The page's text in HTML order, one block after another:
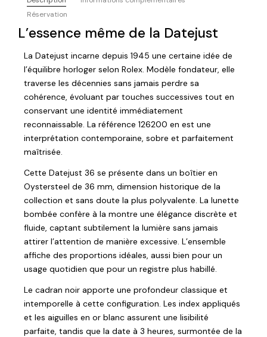
Réservation
L’essence même de la Datejust
La Datejust incarne depuis 1945 une certaine idée de
l’équilibre horloger selon Rolex. Modèle fondateur, elle
traverse les décennies sans jamais perdre sa
cohérence, évoluant par touches successives tout en
conservant une identité immédiatement
reconnaissable. La référence 126200 en est une
interprétation contemporaine, sobre et parfaitement
maîtrisée.
Cette Datejust 36 se présente dans un boîtier en
Oystersteel de 36 mm, dimension historique de la
collection et sans doute la plus polyvalente. La lunette
bombée confère à la montre une élégance discrète et
fluide, captant subtilement la lumière sans jamais
attirer l’attention de manière excessive. L’ensemble
affiche des proportions idéales, aussi bien pour un
usage quotidien que pour un registre plus habillé.
Le cadran noir apporte une profondeur classique et
intemporelle à cette configuration. Les index appliqués
et les aiguilles en or blanc assurent une lisibilité
parfaite, tandis que la date à 3 heures, surmontée de la